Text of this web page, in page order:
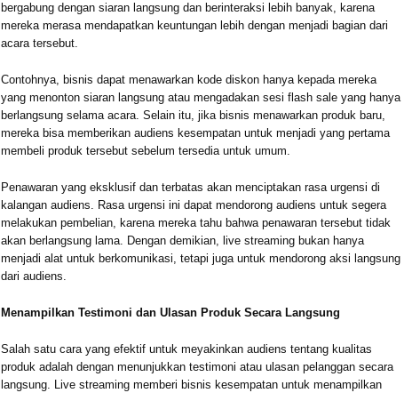
bergabung dengan siaran langsung dan berinteraksi lebih banyak, karena
mereka merasa mendapatkan keuntungan lebih dengan menjadi bagian dari
acara tersebut.
Contohnya, bisnis dapat menawarkan kode diskon hanya kepada mereka
yang menonton siaran langsung atau mengadakan sesi flash sale yang hanya
berlangsung selama acara. Selain itu, jika bisnis menawarkan produk baru,
mereka bisa memberikan audiens kesempatan untuk menjadi yang pertama
membeli produk tersebut sebelum tersedia untuk umum.
Penawaran yang eksklusif dan terbatas akan menciptakan rasa urgensi di
kalangan audiens. Rasa urgensi ini dapat mendorong audiens untuk segera
melakukan pembelian, karena mereka tahu bahwa penawaran tersebut tidak
akan berlangsung lama. Dengan demikian, live streaming bukan hanya
menjadi alat untuk berkomunikasi, tetapi juga untuk mendorong aksi langsung
dari audiens.
Menampilkan Testimoni dan Ulasan Produk Secara Langsung
Salah satu cara yang efektif untuk meyakinkan audiens tentang kualitas
produk adalah dengan menunjukkan testimoni atau ulasan pelanggan secara
langsung. Live streaming memberi bisnis kesempatan untuk menampilkan